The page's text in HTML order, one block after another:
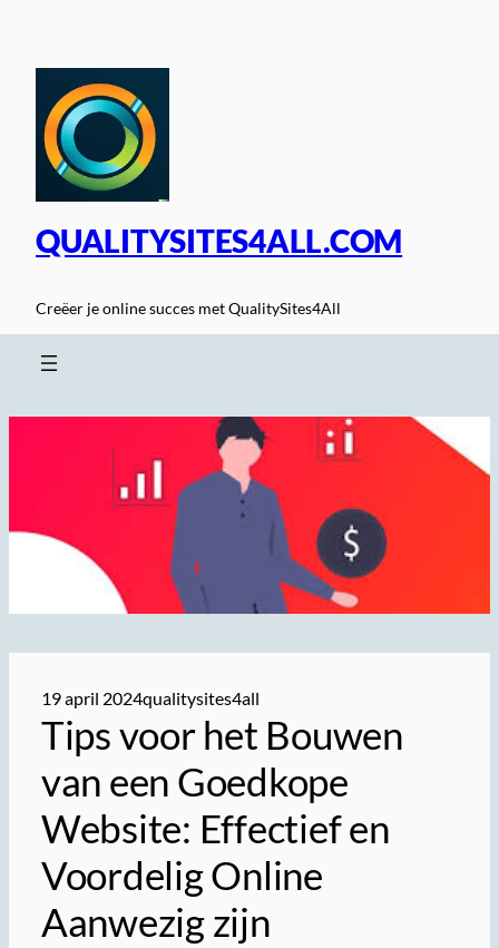
inhoud
QUALITYSITES4ALL.COM
Creëer je online succes met QualitySites4All
19 april 2024qualitysites4all
Tips voor het Bouwen
van een Goedkope
Website: Effectief en
Voordelig Online
Aanwezig zijn